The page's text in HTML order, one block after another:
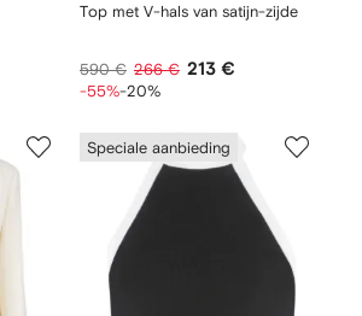
Top met V-hals van satijn-zijde
590 € 266 € 213 €
-55%-20%
Speciale aanbieding